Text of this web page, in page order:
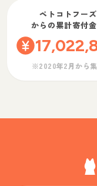
ペトコトフーズ
からの累計寄付
※2020年2月から